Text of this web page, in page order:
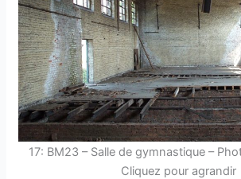
17: BM23 – Salle de gymnastique –
Cliquez pour agrandir